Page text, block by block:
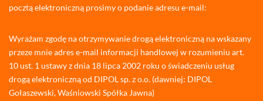
pocztą elektroniczną prosimy o podanie adresu e-mail:
Wyrażam zgodę na otrzymywanie drogą elektroniczną na wskazany
przeze mnie adres e-mail informacji handlowej w rozumieniu art.
10 ust. 1 ustawy z dnia 18 lipca 2002 roku o świadczeniu usług
drogą elektroniczną od DIPOL sp. z o.o. (dawniej: DIPOL
Gołaszewski, Waśniowski Spółka Jawna)